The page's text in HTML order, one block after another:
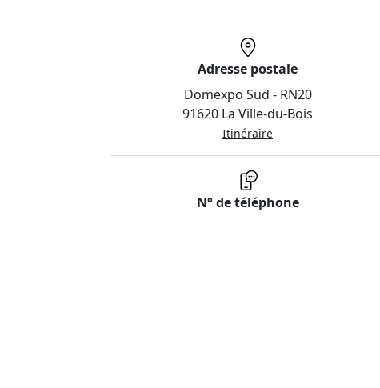
Adresse postale
Domexpo Sud - RN20
91620 La Ville-du-Bois
Itinéraire
N° de téléphone